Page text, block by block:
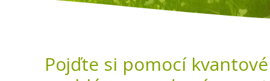
Pojďte si pomocí